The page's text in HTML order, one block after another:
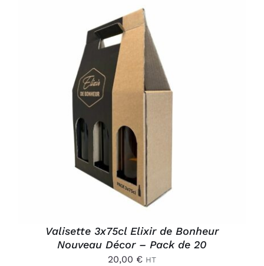
AJOUTER AU PANIER
Valisette 3x75cl Elixir de Bonheur
Nouveau Décor – Pack de 20
20,00 € HT